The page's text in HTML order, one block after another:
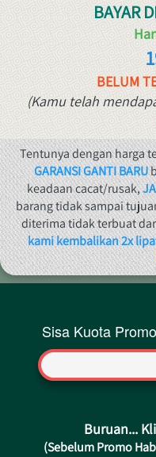
BAYAR
BELUM
(Kamu telah
GARANSI GANTI BARU
keadaan cacat/rusak,
barang tidak sampai
diterima tidak terbuat
kami kembalikan 2x
Sisa Kuota
Buruan...
(Sebelum Promo